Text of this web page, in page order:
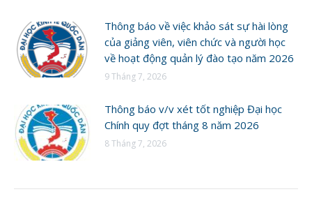
Thông báo về việc khảo sát sự hài lòng
của giảng viên, viên chức và người học
về hoạt động quản lý đào tạo năm 2026
9 Tháng 7, 2026
Thông báo v/v xét tốt nghiệp Đại học
Chính quy đợt tháng 8 năm 2026
8 Tháng 7, 2026